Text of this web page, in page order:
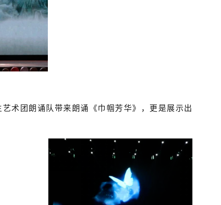
术团朗诵队带来朗诵《巾帼芳华》，更是展示出